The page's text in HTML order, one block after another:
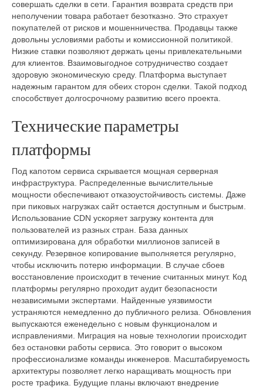
совершать сделки в сети. Гарантия возврата средств при
неполучении товара работает безотказно. Это страхует
покупателей от рисков и мошенничества. Продавцы также
довольны условиями работы и комиссионной политикой.
Низкие ставки позволяют держать цены привлекательными
для клиентов. Взаимовыгодное сотрудничество создает
здоровую экономическую среду. Платформа выступает
надежным гарантом для обеих сторон сделки. Такой подход
способствует долгосрочному развитию всего проекта.
Технические параметры
платформы
Под капотом сервиса скрывается мощная серверная
инфраструктура. Распределенные вычислительные
мощности обеспечивают отказоустойчивость системы. Даже
при пиковых нагрузках сайт остается доступным и быстрым.
Использование CDN ускоряет загрузку контента для
пользователей из разных стран. База данных
оптимизирована для обработки миллионов записей в
секунду. Резервное копирование выполняется регулярно,
чтобы исключить потерю информации. В случае сбоев
восстановление происходит в течение считанных минут. Код
платформы регулярно проходит аудит безопасности
независимыми экспертами. Найденные уязвимости
устраняются немедленно до публичного релиза. Обновления
выпускаются еженедельно с новым функционалом и
исправлениями. Миграция на новые технологии происходит
без остановки работы сервиса. Это говорит о высоком
профессионализме команды инженеров. Масштабируемость
архитектуры позволяет легко наращивать мощность при
росте трафика. Будущие планы включают внедрение